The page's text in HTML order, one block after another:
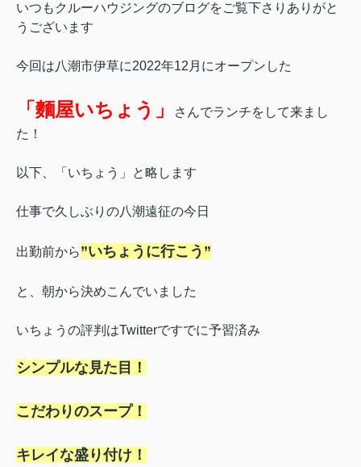
いつもクルーハウジングのブログをご覧下さりありがと
うございます
今回は八潮市伊草に2022年12月にオープンした
「麵屋いちょう」
さんでランチをして来まし
た！
以下、「いちょう」と略します
仕事で久しぶりの八潮遠征の今日
出勤前から”いちょうに行こう”
と、朝から決めこんでいました
いちょうの評判はTwitterですでに予習済み
シンプルな見た目！
こだわりのスープ！
キレイな盛り付け！